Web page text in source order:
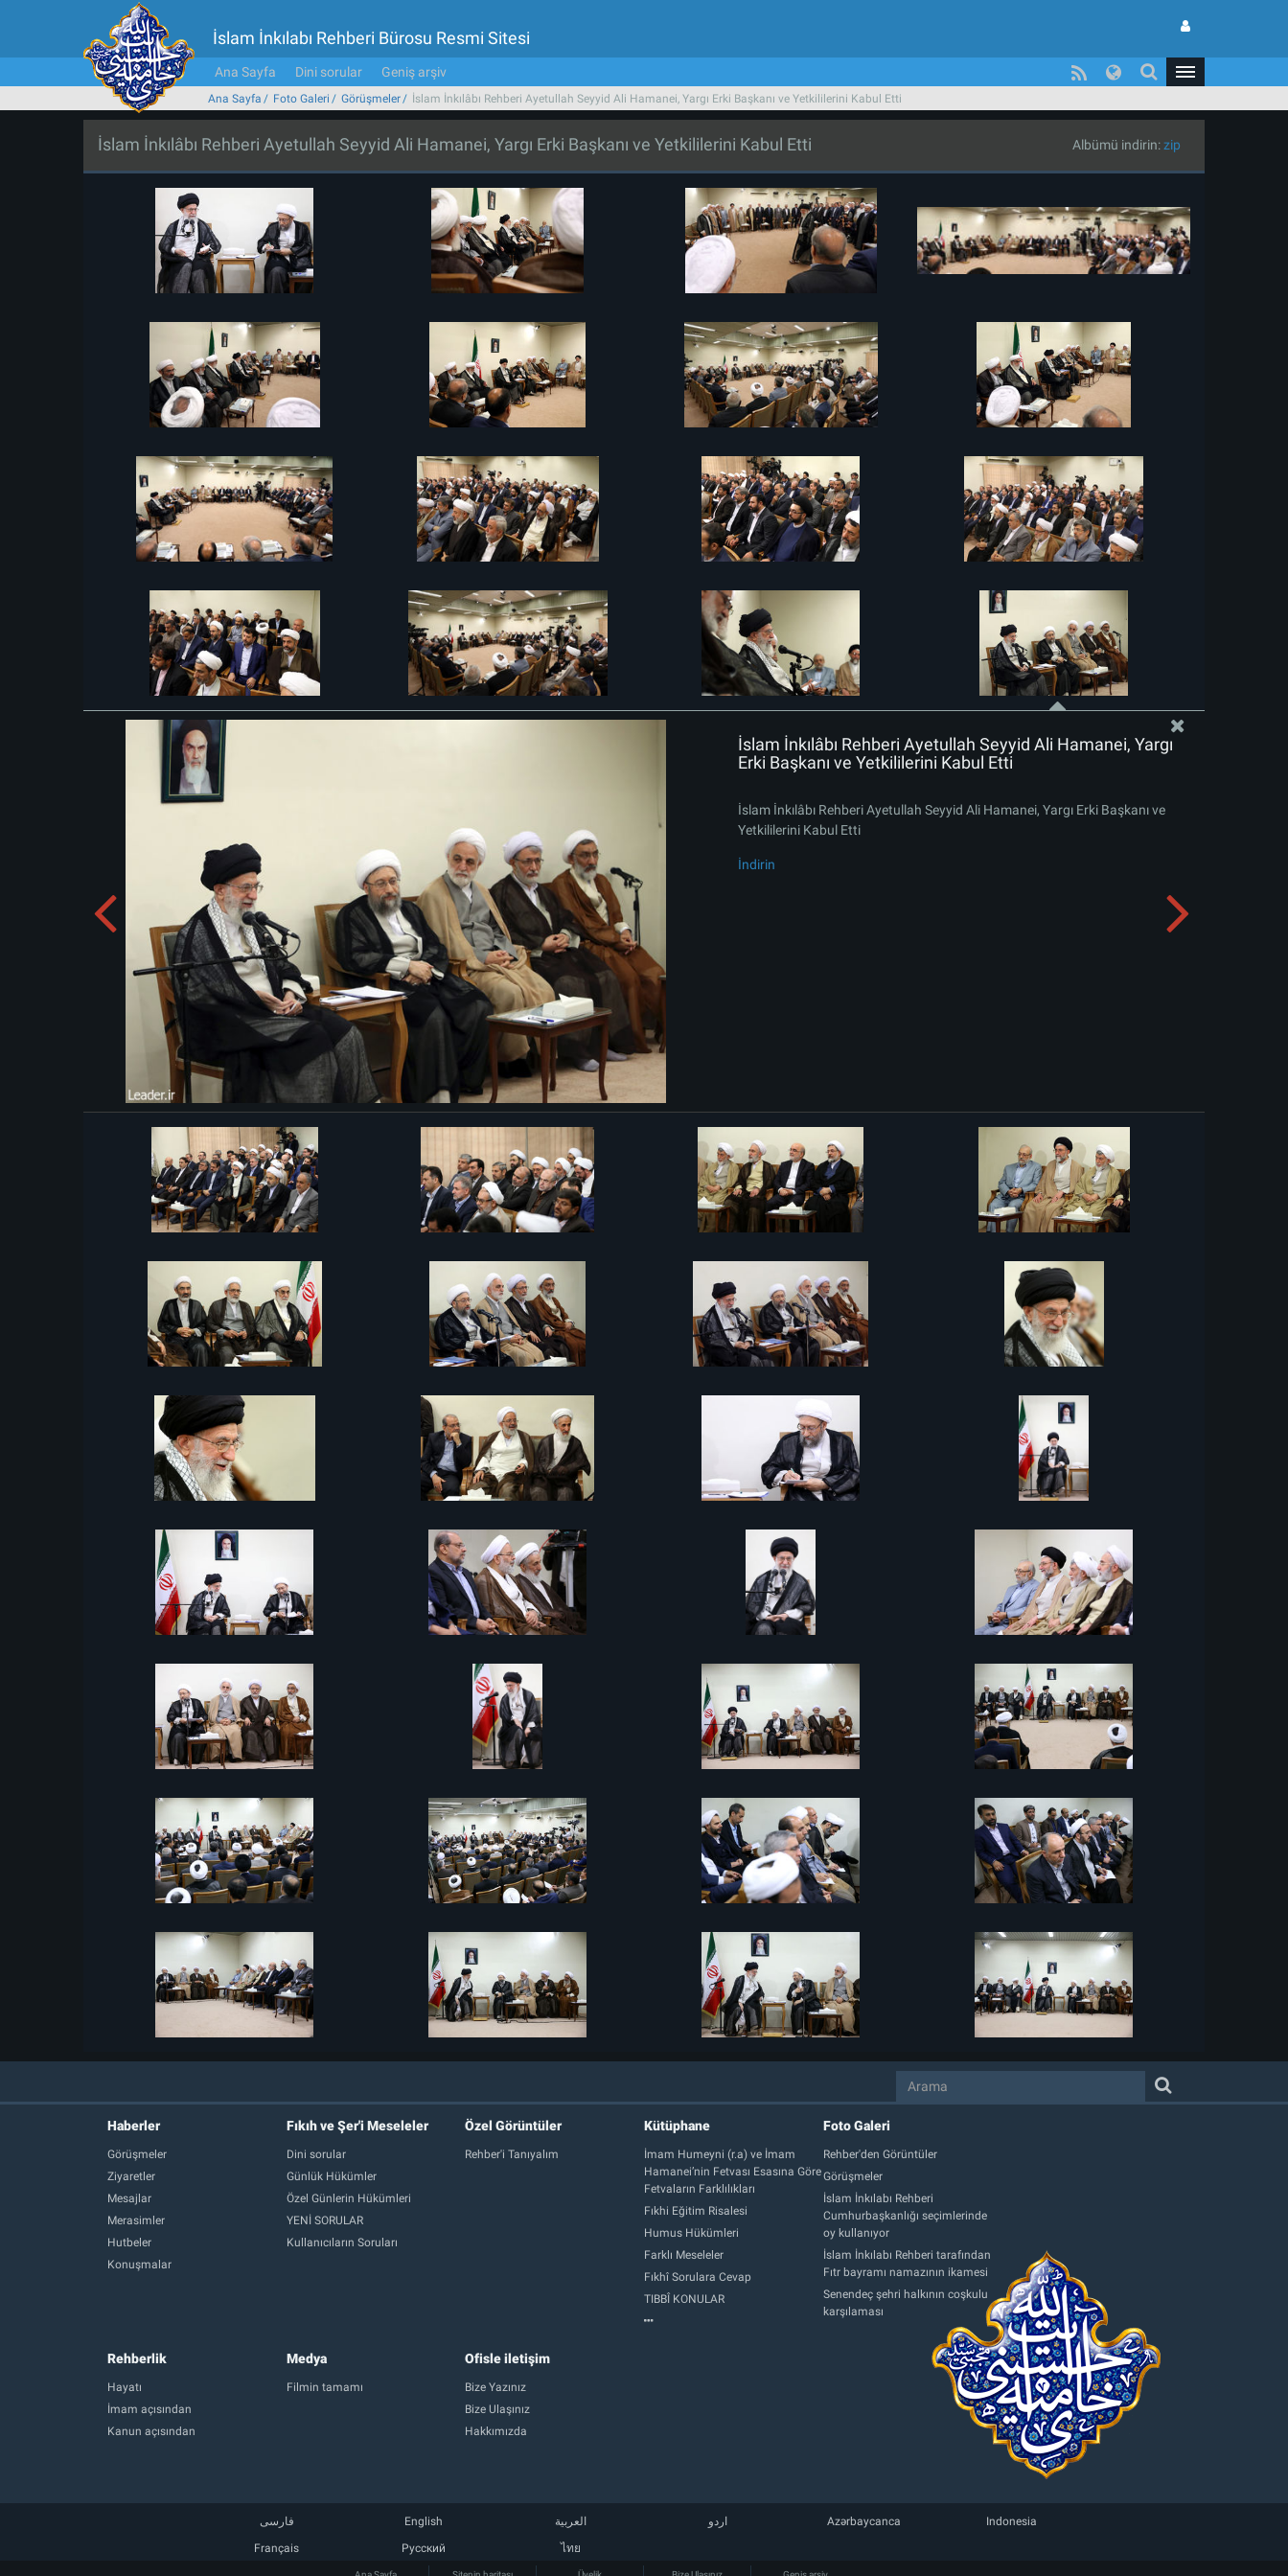
İslam İnkılabı Rehberi Bürosu Resmi Sitesi
Ana Sayfa Dini sorular Geniş arşiv
Ana Sayfa Foto Galeri Görüşmeler İslam İnkılâbı Rehberi Ayetullah Seyyid Ali Hamanei, Yargı Erki Başkanı ve Yetkililerini Kabul Etti
İslam İnkılâbı Rehberi Ayetullah Seyyid Ali Hamanei, Yargı Erki Başkanı ve Yetkililerini Kabul Etti Albümü indirin:zip
İslam İnkılâbı Rehberi Ayetullah Seyyid Ali Hamanei, Yargı
Erki Başkanı ve Yetkililerini Kabul Etti
İslam İnkılâbı Rehberi Ayetullah Seyyid Ali Hamanei, Yargı Erki Başkanı ve
Yetkililerini Kabul Etti
İndirin
Haberler
Görüşmeler
Ziyaretler
Mesajlar
Merasimler
Hutbeler
Konuşmalar
Fıkıh ve Şer'i Meseleler
Dini sorular
Günlük Hükümler
Özel Günlerin Hükümleri
YENİ SORULAR
Kullanıcıların Soruları
Özel Görüntüler
Rehber'i Tanıyalım
Kütüphane
İmam Humeyni (r.a) ve İmam
Hamanei’nin Fetvası Esasına Göre
Fetvaların Farklılıkları
Fıkhi Eğitim Risalesi
Humus Hükümleri
Farklı Meseleler
Fıkhî Sorulara Cevap
TIBBÎ KONULAR
Foto Galeri
Rehber'den Görüntüler
Görüşmeler
İslam İnkılabı Rehberi
Cumhurbaşkanlığı seçimlerinde
oy kullanıyor
İslam İnkılabı Rehberi tarafından
Fıtr bayramı namazının ikamesi
Senendeç şehri halkının coşkulu
karşılaması
Rehberlik
Hayatı
İmam açısından
Kanun açısından
Medya
Filmin tamamı
Ofisle iletişim
Bize Yazınız
Bize Ulaşınız
Hakkımızda
فارسی English العربية اردو Azərbaycanca
Indonesia
Français
Русский ไทย